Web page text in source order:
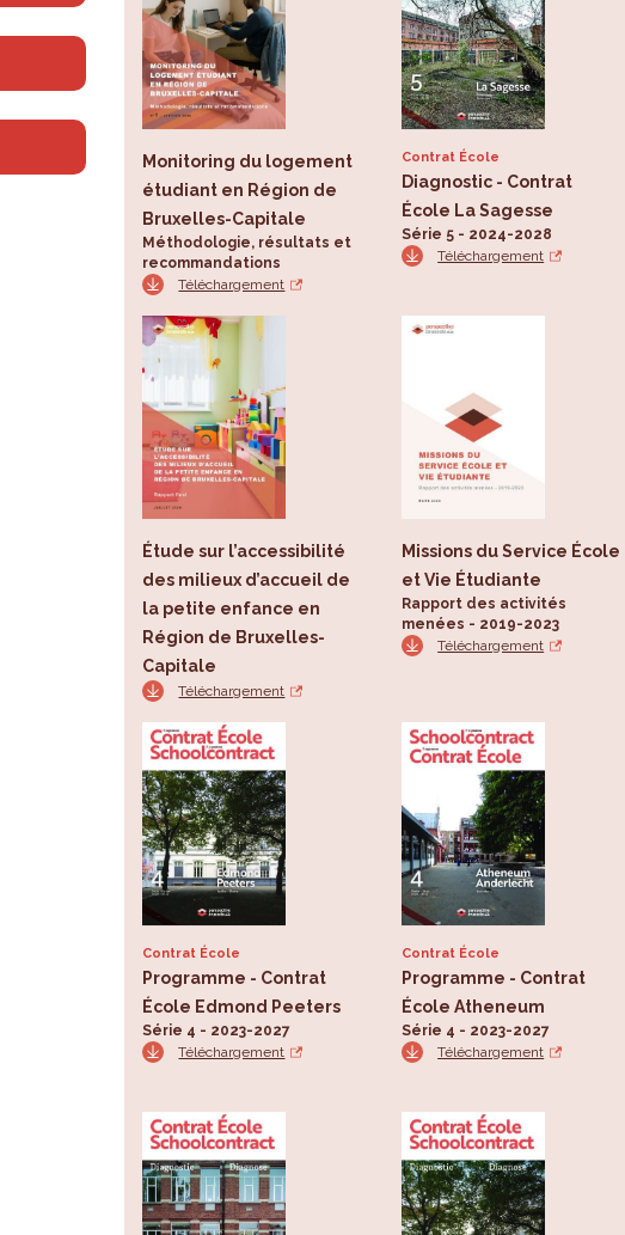
Monitoring du logement
étudiant en Région de
Bruxelles-Capitale
Méthodologie, résultats et
recommandations
Téléchargement
Contrat École
Diagnostic - Contrat
École La Sagesse
Série 5 - 2024-2028
Téléchargement
Étude sur l’accessibilité
des milieux d’accueil de
la petite enfance en
Région de Bruxelles-
Capitale
Téléchargement
Missions du Service École
et Vie Étudiante
Rapport des activités
menées - 2019-2023
Téléchargement
Contrat École
Programme - Contrat
École Edmond Peeters
Série 4 - 2023-2027
Téléchargement
Contrat École
Programme - Contrat
École Atheneum
Série 4 - 2023-2027
Téléchargement